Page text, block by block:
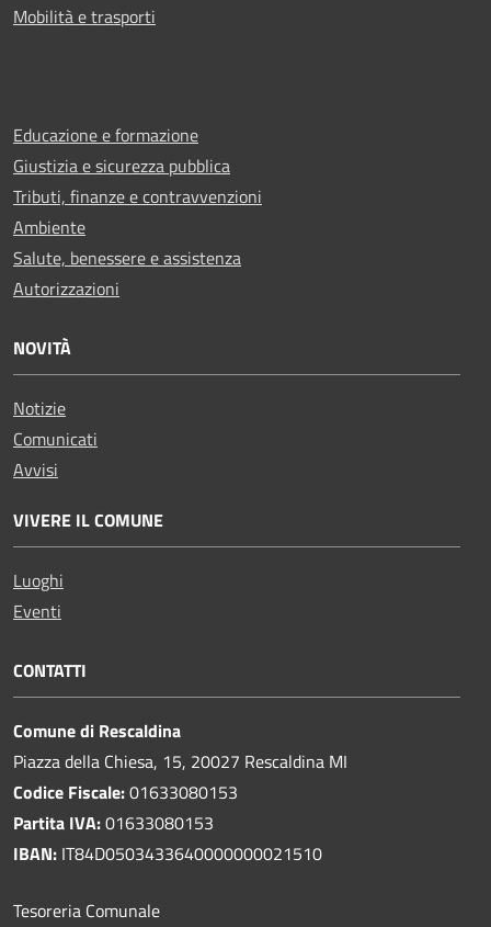
Mobilità e trasporti
Educazione e formazione
Giustizia e sicurezza pubblica
Tributi, finanze e contravvenzioni
Ambiente
Salute, benessere e assistenza
Autorizzazioni
NOVITÀ
Notizie
Comunicati
Avvisi
VIVERE IL COMUNE
Luoghi
Eventi
CONTATTI
Comune di Rescaldina
Piazza della Chiesa, 15, 20027 Rescaldina MI
Codice Fiscale:01633080153
Partita IVA:01633080153
IBAN: IT84D0503433640000000021510
Tesoreria Comunale